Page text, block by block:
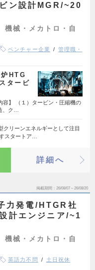
ン設計MGR/~20
機械・メカトロ・自
ベンチャー企業
管理職・
HTG
タービ
容】 （１）タービン・圧縮機の
、ク…
クリーンエネルギーとして注目
スタートア…
詳細へ
掲載期間 26/08/07～26/08/20
力発電/HTGR社
計エンジニア/~1
機械・メカトロ・自
英語力不問
土日祝休